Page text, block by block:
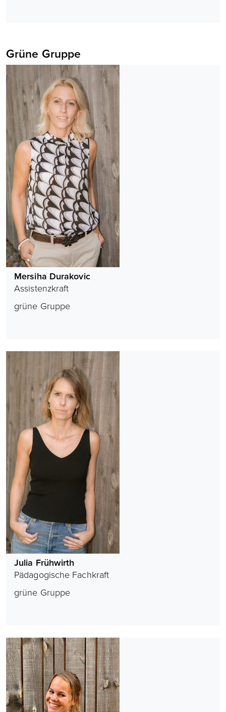
Grüne Gruppe
Mersiha Durakovic
Assistenzkraft
grüne Gruppe
Julia Frühwirth
Pädagogische Fachkraft
grüne Gruppe